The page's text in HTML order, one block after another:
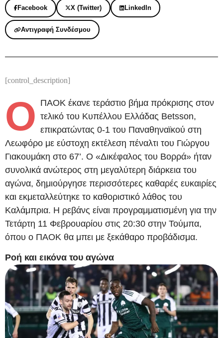
Facebook X (Twitter) LinkedIn
Αντιγραφή Συνδέσμου
[control_description]
Ο ΠΑΟΚ έκανε τεράστιο βήμα πρόκρισης στον
τελικό του Κυπέλλου Ελλάδας Betsson,
επικρατώντας 0-1 του Παναθηναϊκού στη
Λεωφόρο με εύστοχη εκτέλεση πέναλτι του Γιώργου
Γιακουμάκη στο 67’. Ο «Δικέφαλος του Βορρά» ήταν
συνολικά ανώτερος στη μεγαλύτερη διάρκεια του
αγώνα, δημιούργησε περισσότερες καθαρές ευκαιρίες
και εκμεταλλεύτηκε το καθοριστικό λάθος του
Καλάμπρια. Η ρεβάνς είναι προγραμματισμένη για την
Τετάρτη 11 Φεβρουαρίου στις 20:30 στην Τούμπα,
όπου ο ΠΑΟΚ θα μπει με ξεκάθαρο προβάδισμα.
Ροή και εικόνα του αγώνα